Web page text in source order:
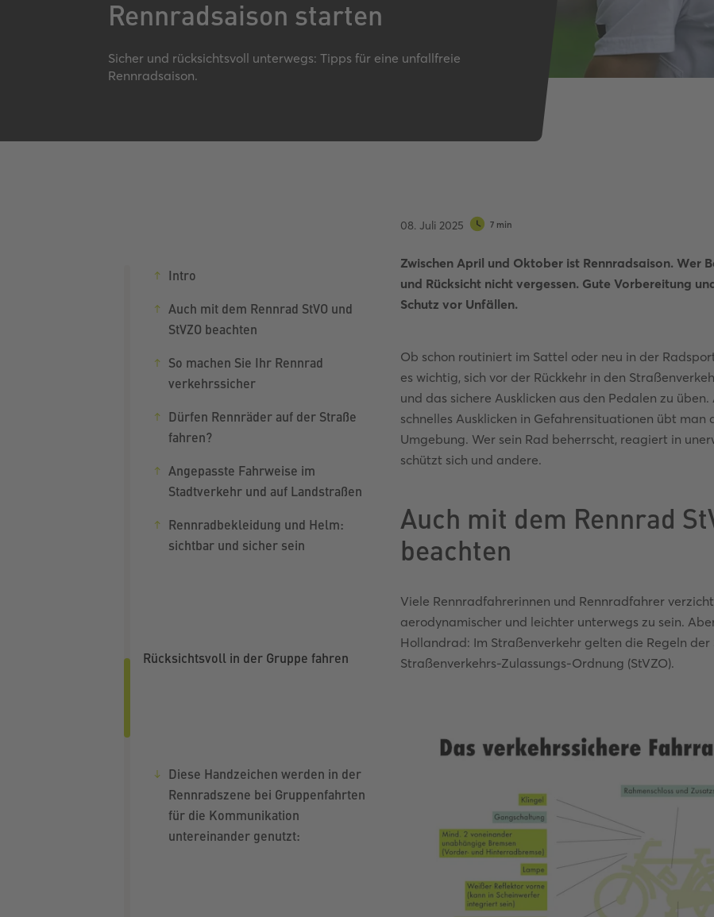
Pkw-Fahrrad-Quiz
Verkehrszeichen-Quiz
Rennradsaison starten
Sicher und rücksichtsvoll unterwegs: Tipps für eine unfallfreie
Rennradsaison.
Intro
Auch mit dem Rennrad StVO und
StVZO beachten
So machen Sie Ihr Rennrad
verkehrssicher
Dürfen Rennräder auf der Straße
fahren?
Angepasste Fahrweise im
Stadtverkehr und auf Landstraßen
Rennradbekleidung und Helm:
sichtbar und sicher sein
Rücksichtsvoll in der Gruppe fahren
Diese Handzeichen werden in der
Rennradszene bei Gruppenfahrten
für die Kommunikation
untereinander genutzt:
08. Juli 2025 7 min
Zwischen April und Oktober ist Rennradsaison. Wer
und Rücksicht nicht vergessen. Gute Vorbereitung
Schutz vor Unfällen.
Ob schon routiniert im Sattel oder neu in der
es wichtig, sich vor der Rückkehr in den
und das sichere Ausklicken aus den Pedalen zu
schnelles Ausklicken in Gefahrensituationen übt man
Umgebung. Wer sein Rad beherrscht, reagiert in
schützt sich und andere.
Auch mit dem Rennrad
beachten
Viele Rennradfahrerinnen und Rennradfahrer
aerodynamischer und leichter unterwegs zu sein.
Hollandrad: Im Straßenverkehr gelten die Regeln
Straßenverkehrs-Zulassungs-Ordnung (StVZO).